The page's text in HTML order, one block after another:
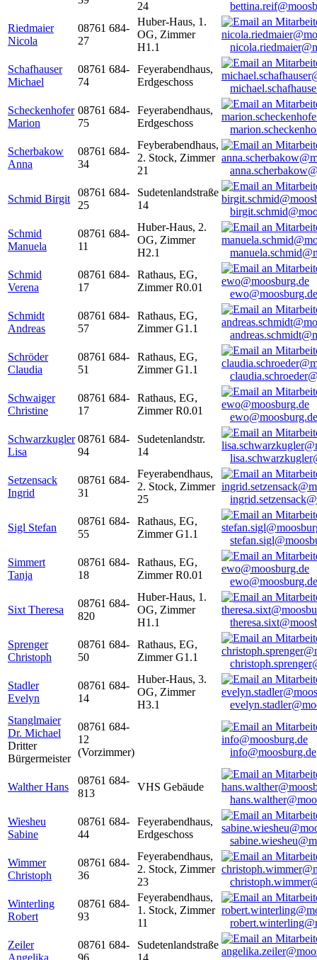
24
Riedmaier
Nicola
08761 684-
27
Huber-Haus, 1.
OG, Zimmer
H1.1
Schafhauser
Michael
08761 684-
74
Feyerabendhaus,
Erdgeschoss
Scheckenhofer
Marion
08761 684-
75
Feyerabendhaus,
Erdgeschoss
Scherbakow
Anna
08761 684-
34
Feyberabendhaus,
2. Stock, Zimmer
21
Schmid Birgit
08761 684-
25
Sudetenlandstraße
14
Schmid
Manuela
08761 684-
11
Huber-Haus, 2.
OG, Zimmer
H2.1
Schmid
Verena
08761 684-
17
Rathaus, EG,
Zimmer R0.01
ewo@moosburg.de
Schmidt
Andreas
08761 684-
57
Rathaus, EG,
Zimmer G1.1
Schröder
Claudia
08761 684-
51
Rathaus, EG,
Zimmer G1.1
Schwaiger
Christine
08761 684-
17
Rathaus, EG,
Zimmer R0.01
ewo@moosburg.de
Schwarzkugler
Lisa
08761 684-
94
Sudetenlandstr.
14
Setzensack
Ingrid
08761 684-
31
Feyerabendhaus,
2. Stock, Zimmer
25
Sigl Stefan
08761 684-
55
Rathaus, EG,
Zimmer G1.1
Simmert
Tanja
08761 684-
18
Rathaus, EG,
Zimmer R0.01
ewo@moosburg.de
Sixt Theresa
08761 684-
820
Huber-Haus, 1.
OG, Zimmer
H1.1
Sprenger
Christoph
08761 684-
50
Rathaus, EG,
Zimmer G1.1
Stadler
Evelyn
08761 684-
14
Huber-Haus, 3.
OG, Zimmer
H3.1
Stanglmaier
Dr. Michael
Dritter
Bürgermeister
08761 684-
12
(Vorzimmer)
info@moosburg.de
Walther Hans
08761 684-
813
VHS Gebäude
Wiesheu
Sabine
08761 684-
44
Feyerabendhaus,
Erdgeschoss
Wimmer
Christoph
08761 684-
36
Feyerabendhaus,
2. Stock, Zimmer
23
Winterling
Robert
08761 684-
93
Feyerabendhaus,
1. Stock, Zimmer
11
Zeiler
Angelika
08761 684-
96
Sudetenlandstraße
14